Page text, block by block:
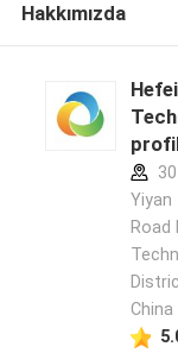
Hakkımızda
Yiyan
Road
China